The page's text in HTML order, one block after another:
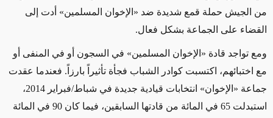
من الجيش حملة قمع شديدة ضد «الإخوان المسلمين» أدت إلى
القضاء على الجماعة بشكل فعال.
ومع تواجد قادة «الإخوان المسلمين» في السجون أو في المنفى أو
مع اختبائهم، اكتسبت كوادر الشباب فجأة تأثيراً بارزاً. فعندما عقدت
جماعة «الإخوان» انتخابات قيادية جديدة في شباط/فبراير 2014،
استبدلت 65 في المائة من قادتها السابقين، فيما كان 90 في المائة